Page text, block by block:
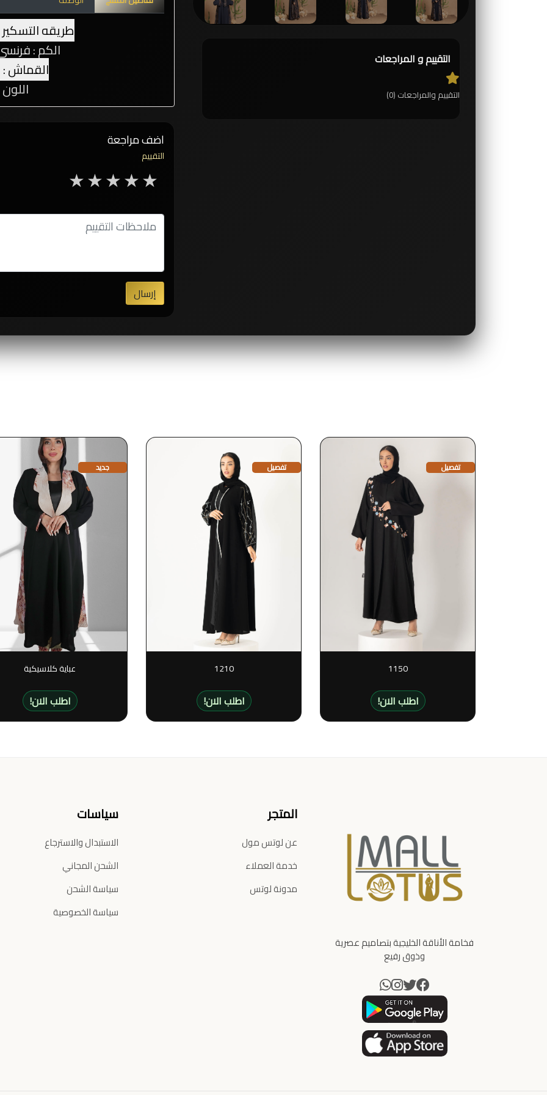
التقييم و المراجعات
التقييم والمراجعات (0)
طريقه
الكم : فرنسي
القماش :
اضف مراجعة
التقييم
4 stars 3 stars 2 stars 1 star
إرسال
تفصيل
1150
!اطلب الان
تفصيل
1210
!اطلب الان
جديد
عباية كلاسيكية
!اطلب الان
فخامة الأناقة الخليجية بتصاميم عصرية
وذوق رفيع
المتجر
عن لوتس مول
خدمة العملاء
مدونة لوتس
سياسات
الاستبدال والاسترجاع
الشحن المجاني
سياسة الشحن
سياسة الخصوصية